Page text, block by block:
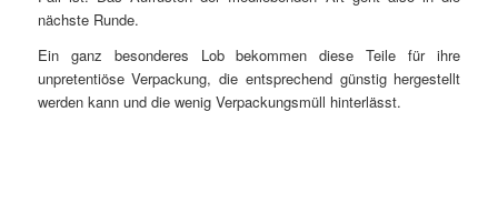
nächste Runde.
Ein ganz besonderes Lob bekommen diese Teile für ihre
unpretentiöse Verpackung, die entsprechend günstig hergestellt
werden kann und die wenig Verpackungsmüll hinterlässt.